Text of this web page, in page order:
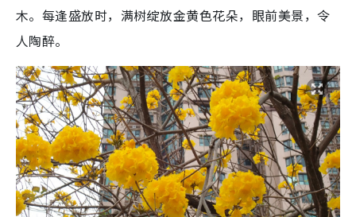
木。每逢盛放时，满树绽放金黄色花朵，眼前美景，令
人陶醉。